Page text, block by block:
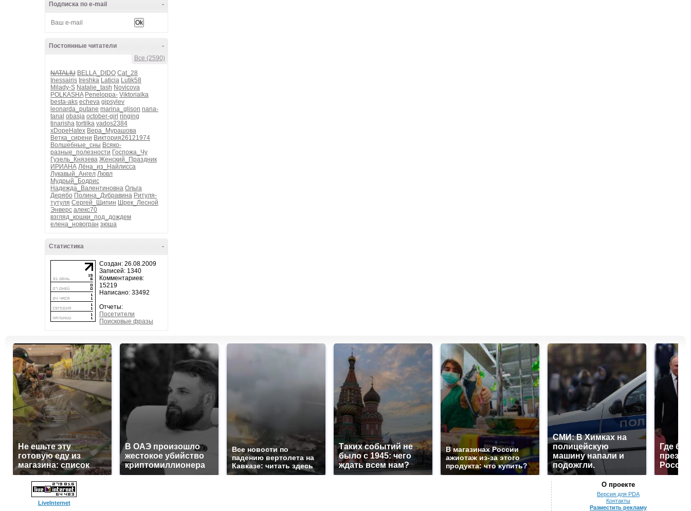
-
Подписка по e-mail
-
Постоянные читатели
Все (2590)
NATALIU BELLA_DIDO Cat_28
Inessairis Ireshka Laticia Lutik58
Milady-S Natalie_tash Novicova
POLKASHA Peneloppa- Viktorialka
besta-aks echeva gipsylev
leonarda_putane marina_glison nana-
tanal obasja october-girl ringing
tinarisha tortilka vados2384
xDopeHatex Вера_Мурашова
Ветка_сирени Виктория26121974
Волшебные_сны Всяко-
разные_полезности Госпожа_Чу
Гузель_Князева Женский_Праздник
ИРИАНА Лёна_из_Найлисса
Лукавый_Ангел Лювл
Мудрый_Бодрис
Надежда_Валентиновна Ольга
Дерябо Полина_Дубравина Ритуля-
тутуля Сергей_Щипин Шрек_Лесной
Энверс алекс70
взгляд_кошки_под_дождем
елена_новогран зюша
-
Статистика
Создан: 26.08.2009
Записей: 1340
Комментариев:
15219
Написано: 33492
Отчеты:
Посетители
Поисковые фразы
Не ешьте эту
готовую еду из
магазина: список
В ОАЭ произошло
жестокое убийство
криптомиллионера
Все новости по
падению вертолета на
Кавказе: читать здесь
Таких событий не
было с 1945: чего
ждать всем нам?
В магазинах России
ажиотаж из-за этого
продукта: что купить?
СМИ: В Химках на
полицейскую
машину напали и
подожгли.
Где
LiveInternet
О проекте
Версия для PDA
Контакты
Разместить рекламу